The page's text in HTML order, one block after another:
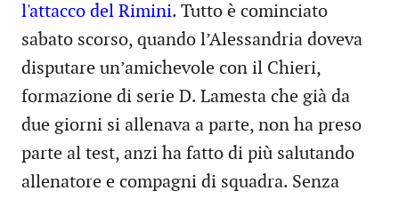
l'attacco del Rimini. Tutto è cominciato
sabato scorso, quando l’Alessandria doveva
disputare un’amichevole con il Chieri,
formazione di serie D. Lamesta che già da
due giorni si allenava a parte, non ha preso
parte al test, anzi ha fatto di più salutando
allenatore e compagni di squadra. Senza